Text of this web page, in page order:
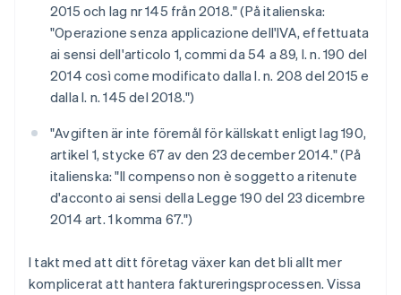
2015 och lag nr 145 från 2018." (På italienska:
"Operazione senza applicazione dell'IVA, effettuata
ai sensi dell'articolo 1, commi da 54 a 89, l. n. 190 del
2014 così come modificato dalla l. n. 208 del 2015 e
dalla l. n. 145 del 2018.")
"Avgiften är inte föremål för källskatt enligt lag 190,
artikel 1, stycke 67 av den 23 december 2014." (På
italienska: "Il compenso non è soggetto a ritenute
d'acconto ai sensi della Legge 190 del 23 dicembre
2014 art. 1 komma 67.")
I takt med att ditt företag växer kan det bli allt mer
komplicerat att hantera faktureringsprocessen. Vissa